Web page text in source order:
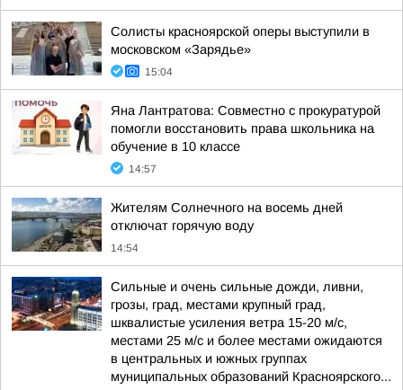
Солисты красноярской оперы выступили в
московском «Зарядье»
15:04
Яна Лантратова: Совместно с прокуратурой
помогли восстановить права школьника на
обучение в 10 классе
14:57
Жителям Солнечного на восемь дней
отключат горячую воду
14:54
Сильные и очень сильные дожди, ливни,
грозы, град, местами крупный град,
шквалистые усиления ветра 15-20 м/с,
местами 25 м/с и более местами ожидаются
в центральных и южных группах
муниципальных образований Красноярского...